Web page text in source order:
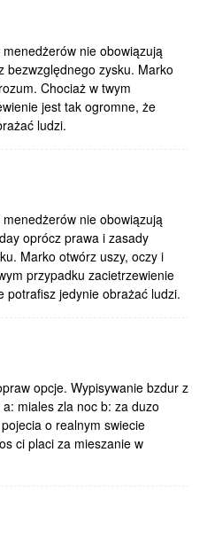
menedżerów nie obowiązują
bezwzględnego zysku. Marko
Chociaż w twym
jest tak ogromne, że
ludzi.
menedżerów nie obowiązują
oprócz prawa i zasady
Marko otwórz uszy, oczy i
przypadku zacietrzewienie
potrafisz jedynie obrażać ludzi.
opcje. Wypisywanie bzdur z
miales zla noc b: za duzo
o realnym swiecie
ci placi za mieszanie w